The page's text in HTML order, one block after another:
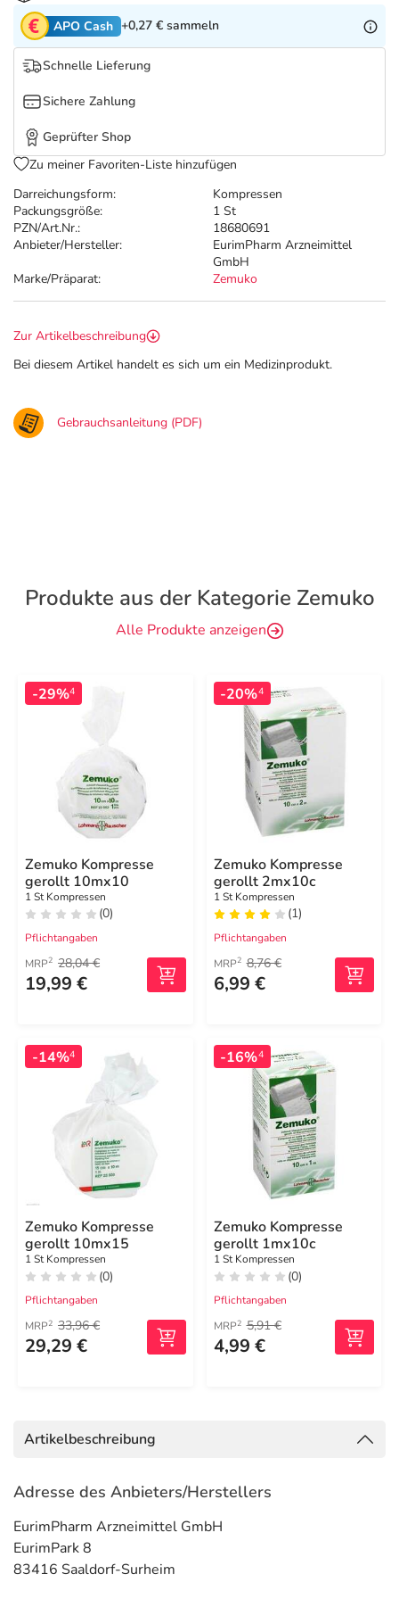
Tierapotheke
Vitamine & Mineralstoffe
Marken
Salus Deals
Darreichungsform:
Kompressen
Packungsgröße:
1 St
PZN/Art.Nr.:
18680691
Anbieter/Hersteller:
EurimPharm Arzneimittel
GmbH
Marke/Präparat:
Zemuko
APO Cash +0,27 € sammeln
Schnelle Lieferung
Sichere Zahlung
Geprüfter Shop
Zu meiner Favoriten-Liste hinzufügen
Zur Artikelbeschreibung
Bei diesem Artikel handelt es sich um ein Medizinprodukt.
Gebrauchsanleitung (PDF)
Produkte aus der Kategorie Zemuko
Alle Produkte anzeigen
-29%4
Zemuko Kompresse
gerollt 10mx10
1 St Kompressen
(0)
Pflichtangaben
MRP2 28,04 €
19,99 €
-20%4
Zemuko Kompresse
gerollt 2mx10c
1 St Kompressen
(1)
Pflichtangaben
MRP2 8,76 €
6,99 €
-14%4
Zemuko Kompresse
gerollt 10mx15
1 St Kompressen
(0)
Pflichtangaben
MRP2 33,96 €
29,29 €
-16%4
Zemuko Kompresse
gerollt 1mx10c
1 St Kompressen
(0)
Pflichtangaben
MRP2 5,91 €
4,99 €
Artikelbeschreibung
Adresse des Anbieters/Herstellers
EurimPharm Arzneimittel GmbH
EurimPark 8
83416 Saaldorf-Surheim